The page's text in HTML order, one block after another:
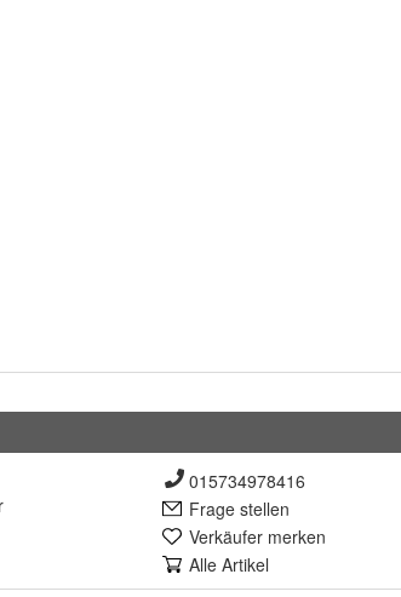
015734978416
Frage stellen
Verkäufer merken
Alle Artikel